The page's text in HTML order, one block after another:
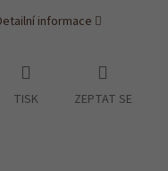
informace
TISK ZEPTAT SE